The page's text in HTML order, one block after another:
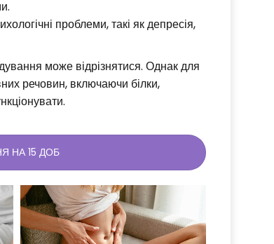
проблеми, такі як депресія,
може відрізнятися. Однак для
речовин, включаючи білки,
НА 15 ДОБ